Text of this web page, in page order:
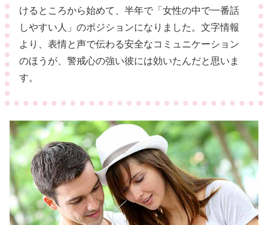
けるところから始めて、半年で「女性の中で一番話
しやすい人」のポジションになりました。文字情報
より、表情と声で伝わる安全なコミュニケーション
のほうが、警戒心の強い彼には効いたんだと思いま
す。